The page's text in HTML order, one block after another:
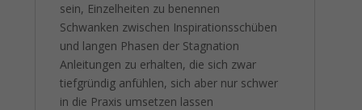
sein, Einzelheiten zu benennen
Schwanken zwischen Inspirationsschüben
und langen Phasen der Stagnation
Anleitungen zu erhalten, die sich zwar
tiefgründig anfühlen, sich aber nur schwer
in die Praxis umsetzen lassen